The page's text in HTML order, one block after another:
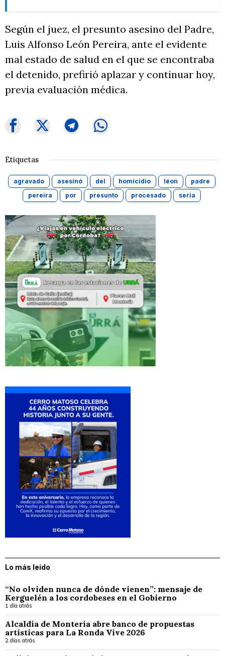
Según el juez, el presunto asesino del Padre,
Luis Alfonso León Pereira, ante el evidente
mal estado de salud en el que se encontraba
el detenido, prefirió aplazar y continuar hoy,
previa evaluación médica.
Etiquetas
agravado asesinó del homicidio léon
padre
pereira
por presunto procesado sería
Lo más leído
“No olviden nunca de dónde vienen”: mensaje de
Kerguelén a los cordobeses en el Gobierno
1 día atrás
Alcaldía de Montería abre banco de propuestas
artísticas para La Ronda Vive 2026
2 días atrás